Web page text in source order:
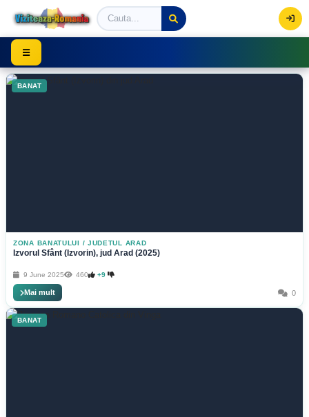
Viziteaza Romania | Obiective Turistice | Trasee
☰
BANAT
ZONA BANATULUI / JUDETUL ARAD
Izvorul Sfânt (Izvorin), jud Arad (2025)
9 June 2025 460 +9
Mai mult 0
BANAT